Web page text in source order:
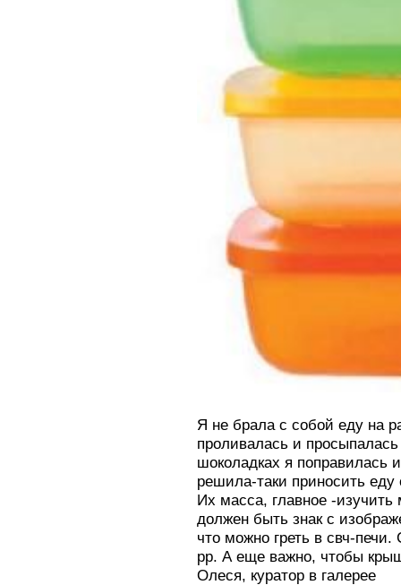
Я не брала с собой еду на
проливалась и
шоколадках я поправилась
решила-таки приносить
Их масса, главное -изучить
должен быть знак с
что можно греть в свч-
рр. А еще важно, чтобы
Олеся, куратор в галерее